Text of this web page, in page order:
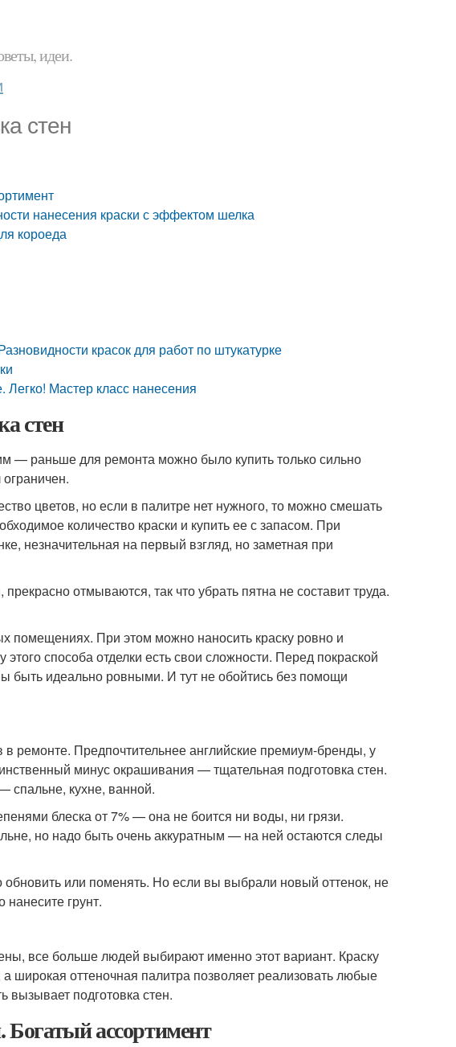
идеи.
стен
нанесения краски с эффектом шелка
короеда
красок для работ по штукатурке
Легко! Мастер класс нанесения
стен
— раньше для ремонта можно было купить только сильно
цветов, но если в палитре нет нужного, то можно смешать
количество краски и купить ее с запасом. При
незначительная на первый взгляд, но заметная при
отмываются, так что убрать пятна не составит труда.
помещениях. При этом можно наносить краску ровно и
способа отделки есть свои сложности. Перед покраской
быть идеально ровными. И тут не обойтись без помощи
ремонте. Предпочтительнее английские премиум-бренды, у
минус окрашивания — тщательная подготовка стен.
спальне, кухне, ванной.
блеска от 7% — она не боится ни воды, ни грязи.
но надо быть очень аккуратным — на ней остаются следы
или поменять. Но если вы выбрали новый оттенок, не
нанесите грунт.
все больше людей выбирают именно этот вариант. Краску
широкая оттеночная палитра позволяет реализовать любые
подготовка стен.
Богатый ассортимент